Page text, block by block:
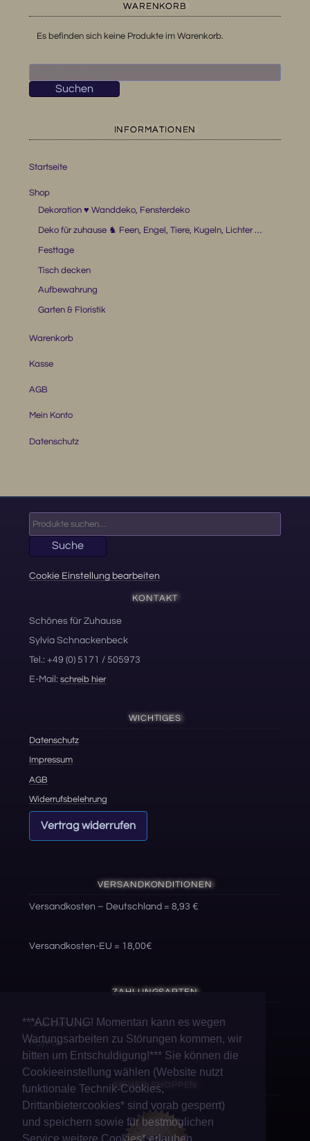
WARENKORB
Es befinden sich keine Produkte im Warenkorb.
nach:
Suchen
INFORMATIONEN
Startseite
Shop
Dekoration ♥ Wanddeko, Fensterdeko
Deko für zuhause ♞ Feen, Engel, Tiere, Kugeln, Lichter …
Festtage
Tisch decken
Aufbewahrung
Garten & Floristik
Warenkorb
Kasse
AGB
Mein Konto
Datenschutz
Suche
nach:
Suche
Cookie Einstellung bearbeiten
KONTAKT
Schönes für Zuhause
Sylvia Schnackenbeck
Tel.: +49 (0) 5171 / 505973
E-Mail:schreib hier
WICHTIGES
Datenschutz
Impressum
AGB
Widerrufsbelehrung
Vertrag widerrufen
VERSANDKONDITIONEN
Versandkosten – Deutschland = 8,93 €
Versandkosten-EU = 18,00€
ZAHLUNGSARTEN
Überweisung
PayPal
SICHER SHOPPEN
***ACHTUNG! Momentan kann es wegen
Wartungsarbeiten zu Störungen kommen, wir
bitten um Entschuldigung!*** Sie können die
Cookieeinstellung wählen (Website nutzt
funktionale Technik-Cookies,
Drittanbietercookies* sind vorab gesperrt)
und speichern sowie für bestmöglichen
Service weitere Cookies* erlauben.